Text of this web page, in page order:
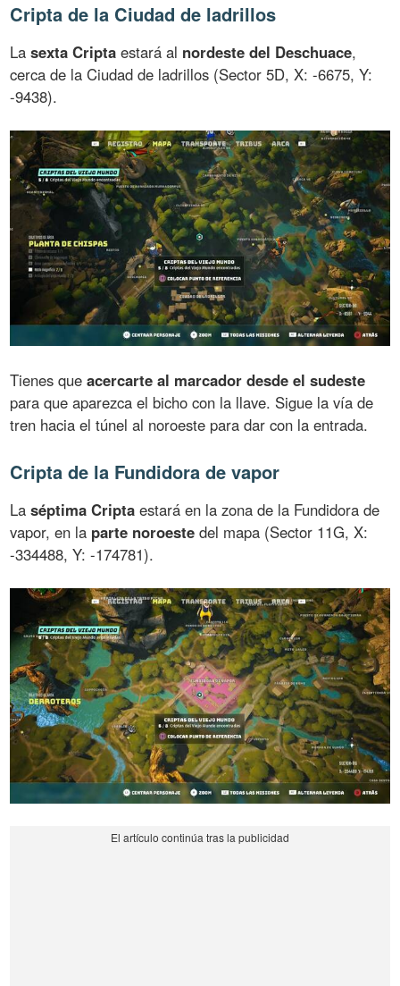
Cripta de la Ciudad de ladrillos
Lasexta Cripta estará al nordeste del Deschuace,
cerca de la Ciudad de ladrillos (Sector 5D, X: -6675, Y:
-9438).
Tienes queacercarte al marcador desde el sudeste
para que aparezca el bicho con la llave. Sigue la vía de
tren hacia el túnel al noroeste para dar con la entrada.
Cripta de la Fundidora de vapor
Laséptima Cripta estará en la zona de la Fundidora de
vapor, en la parte noroeste del mapa (Sector 11G, X:
-334488, Y: -174781).